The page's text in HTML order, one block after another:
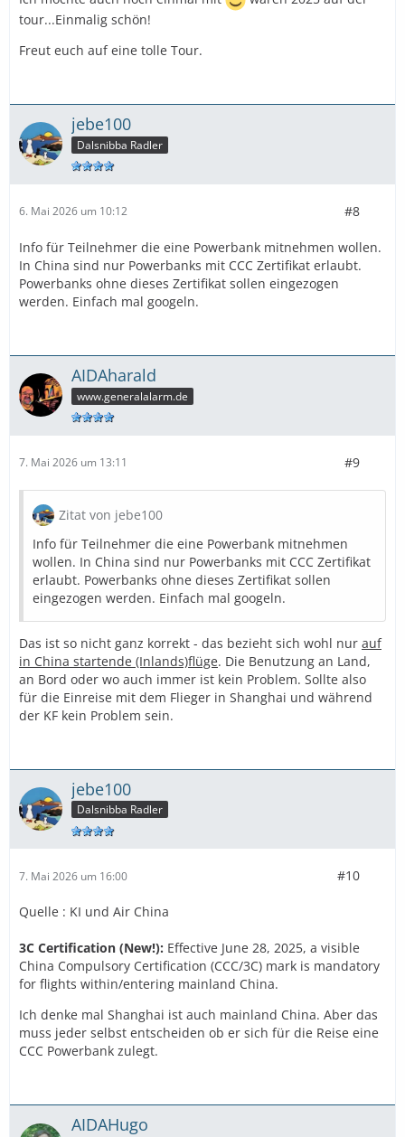
tour...Einmalig schön!
Freut euch auf eine tolle Tour.
jebe100
Dalsnibba Radler
6. Mai 2026 um 10:12 #8
Info für Teilnehmer die eine Powerbank mitnehmen wollen.
In China sind nur Powerbanks mit CCC Zertifikat erlaubt.
Powerbanks ohne dieses Zertifikat sollen eingezogen
werden. Einfach mal googeln.
AIDAharald
www.generalalarm.de
7. Mai 2026 um 13:11 #9
Zitat von jebe100
Info für Teilnehmer die eine Powerbank mitnehmen
wollen. In China sind nur Powerbanks mit CCC Zertifikat
erlaubt. Powerbanks ohne dieses Zertifikat sollen
eingezogen werden. Einfach mal googeln.
Das ist so nicht ganz korrekt - das bezieht sich wohl nur auf
in China startende (Inlands)flüge. Die Benutzung an Land,
an Bord oder wo auch immer ist kein Problem. Sollte also
für die Einreise mit dem Flieger in Shanghai und während
der KF kein Problem sein.
jebe100
Dalsnibba Radler
7. Mai 2026 um 16:00 #10
Quelle : KI und Air China
3C Certification (New!): Effective June 28, 2025, a visible
China Compulsory Certification (CCC/3C) mark is mandatory
for flights within/entering mainland China.
Ich denke mal Shanghai ist auch mainland China. Aber das
muss jeder selbst entscheiden ob er sich für die Reise eine
CCC Powerbank zulegt.
AIDAHugo